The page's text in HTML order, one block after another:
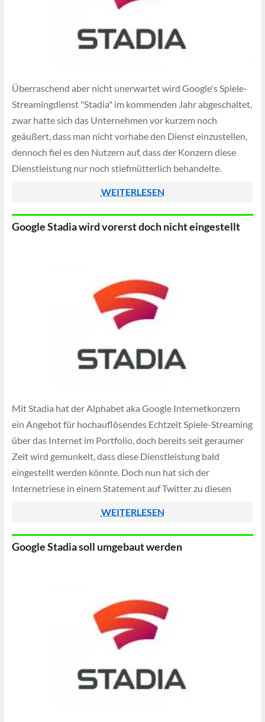
Überraschend aber nicht unerwartet wird Google's Spiele-
Streamingdienst "Stadia" im kommenden Jahr abgeschaltet,
zwar hatte sich das Unternehmen vor kurzem noch
geäußert, dass man nicht vorhabe den Dienst einzustellen,
dennoch fiel es den Nutzern auf, dass der Konzern diese
Dienstleistung nur noch stiefmütterlich behandelte.
WEITERLESEN
Google Stadia wird vorerst doch nicht eingestellt
Mit Stadia hat der Alphabet aka Google Internetkonzern
ein Angebot für hochauflösendes Echtzeit Spiele-Streaming
über das Internet im Portfolio, doch bereits seit geraumer
Zeit wird gemunkelt, dass diese Dienstleistung bald
eingestellt werden könnte. Doch nun hat sich der
Internetriese in einem Statement auf Twitter zu diesen
WEITERLESEN
Google Stadia soll umgebaut werden